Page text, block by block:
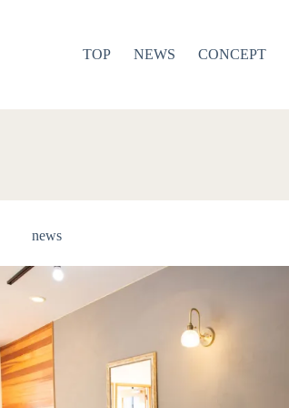
TOP NEWS CONCEPT
news